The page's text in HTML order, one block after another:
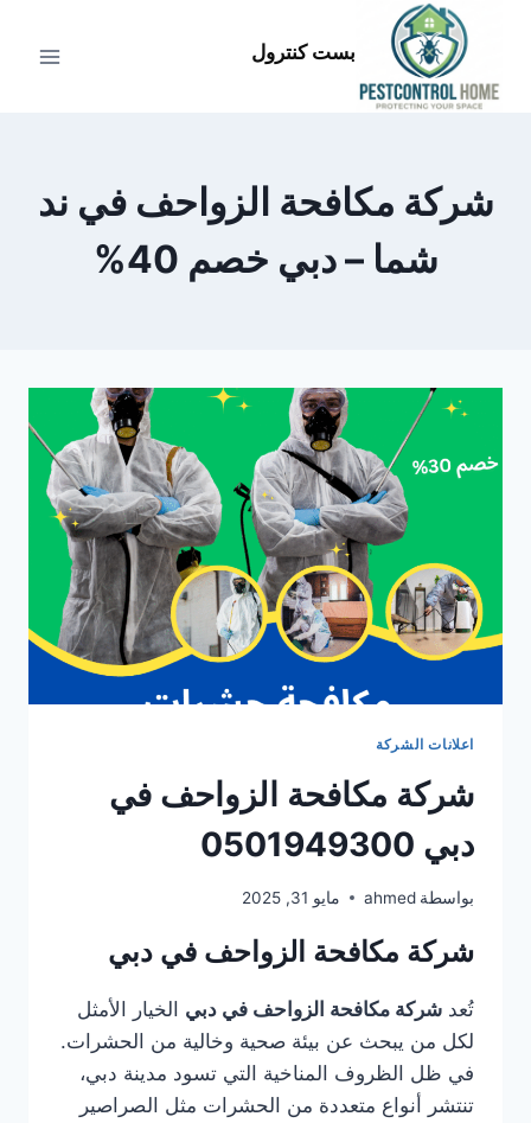
المحتوى
بست كنترول
شركة مكافحة الزواحف في ند
شما – دبي خصم 40%
اعلانات الشركة
شركة مكافحة الزواحف في
دبي 0501949300
بواسطة ahmed مايو 31, 2025
شركة مكافحة الزواحف في دبي
تُعد شركة مكافحة الزواحف في دبي الخيار الأمثل
لكل من يبحث عن بيئة صحية وخالية من الحشرات.
في ظل الظروف المناخية التي تسود مدينة دبي،
تنتشر أنواع متعددة من الحشرات مثل الصراصير